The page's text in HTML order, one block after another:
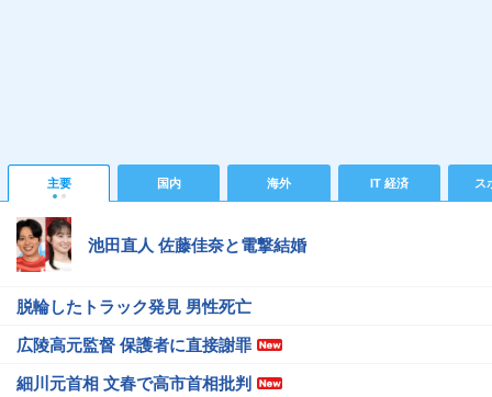
主要 国内 海外 IT 経済 ス
池田直人 佐藤佳奈と電撃結婚
脱輪したトラック発見 男性死亡
広陵高元監督 保護者に直接謝罪
細川元首相 文春で高市首相批判